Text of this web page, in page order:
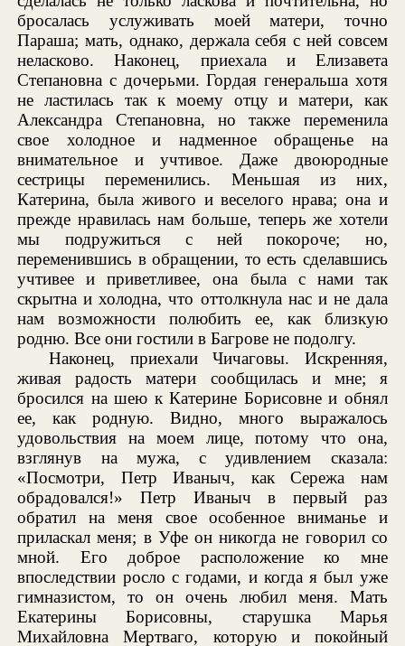
бросалась услуживать моей матери, точно
Параша; мать, однако, держала себя с ней совсем
неласково. Наконец, приехала и Елизавета
Степановна с дочерьми. Гордая генеральша хотя
не ластилась так к моему отцу и матери, как
Александра Степановна, но также переменила
свое холодное и надменное обращенье на
внимательное и учтивое. Даже двоюродные
сестрицы переменились. Меньшая из них,
Катерина, была живого и веселого нрава; она и
прежде нравилась нам больше, теперь же хотели
мы подружиться с ней покороче; но,
переменившись в обращении, то есть сделавшись
учтивее и приветливее, она была с нами так
скрытна и холодна, что оттолкнула нас и не дала
нам возможности полюбить ее, как близкую
родню. Все они гостили в Багрове не подолгу.
Наконец, приехали Чичаговы. Искренняя,
живая радость матери сообщилась и мне; я
бросился на шею к Катерине Борисовне и обнял
ее, как родную. Видно, много выражалось
удовольствия на моем лице, потому что она,
взглянув на мужа, с удивлением сказала:
«Посмотри, Петр Иваныч, как Сережа нам
обрадовался!» Петр Иваныч в первый раз
обратил на меня свое особенное вниманье и
приласкал меня; в Уфе он никогда не говорил со
мной. Его доброе расположение ко мне
впоследствии росло с годами, и когда я был уже
гимназистом, то он очень любил меня. Мать
Екатерины Борисовны, старушка Марья
Михайловна Мертваго, которую и покойный